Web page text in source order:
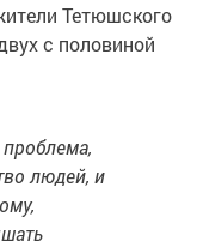
Тетюшского
с половиной
людей, и